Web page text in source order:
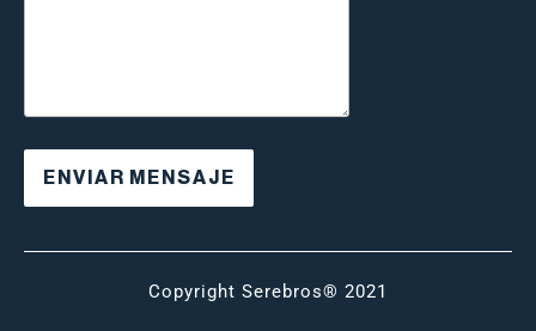
Copyright Serebros® 2021